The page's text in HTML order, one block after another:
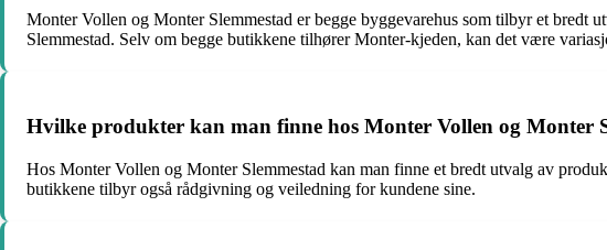
Monter Vollen og Monter Slemmestad er begge byggevarehus som tilbyr et
Slemmestad. Selv om begge butikkene tilhører Monter-kjeden, kan det være
Hvilke produkter kan man finne hos Monter Vollen og Monter
Hos Monter Vollen og Monter Slemmestad kan man finne et bredt utvalg av
butikkene tilbyr også rådgivning og veiledning for kundene sine.